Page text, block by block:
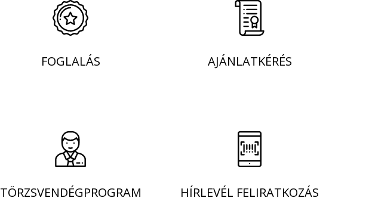
FOGLALÁS AJÁNLATKÉRÉS
TÖRZSVENDÉG­­­­PROGRAM HÍRLEVÉL FELIRATKOZÁS